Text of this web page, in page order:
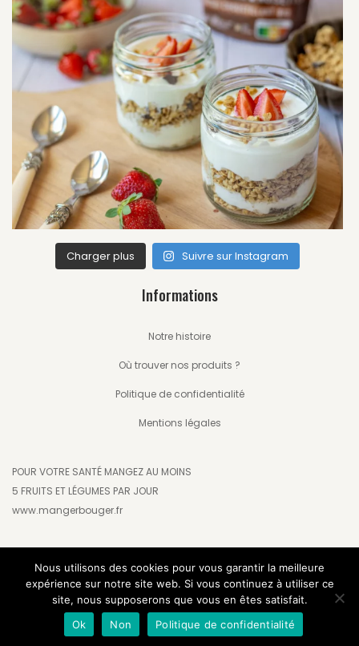
Charger plus Suivre sur Instagram
Informations
Notre histoire
Où trouver nos produits ?
Politique de confidentialité
Mentions légales
POUR VOTRE SANTÉ MANGEZ AU MOINS
5 FRUITS ET LÉGUMES PAR JOUR
www.mangerbouger.fr
Copyright © 2020-2026 Charles Vignon
Nous utilisons des cookies pour vous garantir la meilleure
expérience sur notre site web. Si vous continuez à utiliser ce
site, nous supposerons que vous en êtes satisfait.
Ok
Non Politique de confidentialité